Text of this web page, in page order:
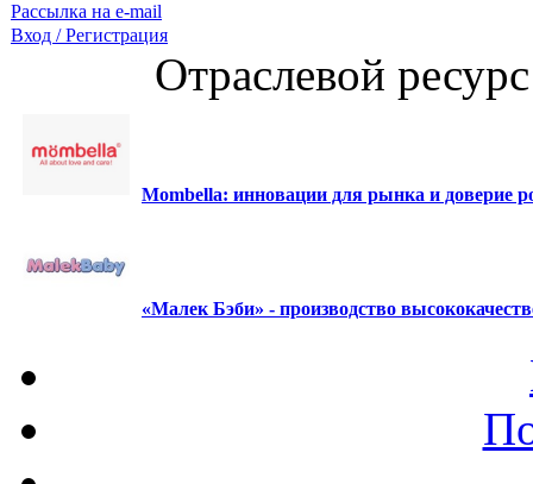
Рассылка на e-mail
Вход / Регистрация
Отраслевой
Mombella: инновации для рынка и доверие
«Малек Бэби» - производство